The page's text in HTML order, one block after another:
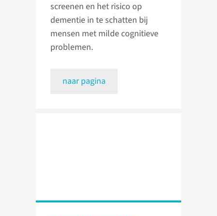
screenen en het risico op
dementie in te schatten bij
mensen met milde cognitieve
problemen.
naar pagina